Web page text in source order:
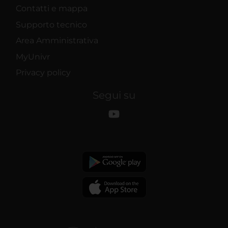
Contatti e mappa
Supporto tecnico
Area Amministrativa
MyUnivr
Privacy policy
Segui su